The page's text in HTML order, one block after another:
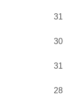
31
30
31
28